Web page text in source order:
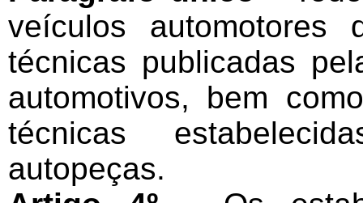
veículos automotores
técnicas publicadas
automotivos, bem
técnicas
autopeças.